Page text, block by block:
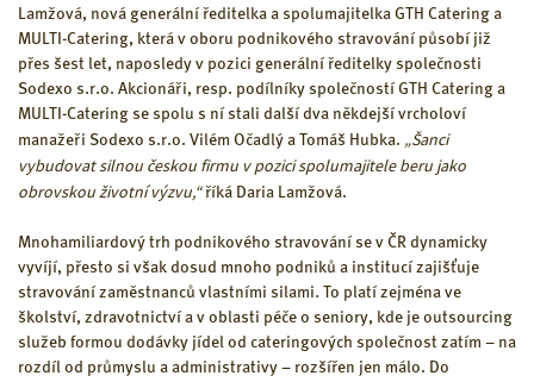
Lamžová, nová generální ředitelka a spolumajitelka GTH Catering a
MULTI-Catering, která v oboru podnikového stravování působí již
přes šest let, naposledy v pozici generální ředitelky společnosti
Sodexo s.r.o. Akcionáři, resp. podílníky společností GTH Catering a
MULTI-Catering se spolu s ní stali další dva někdejší vrcholoví
manažeři Sodexo s.r.o. Vilém Očadlý a Tomáš Hubka. „Šanci
vybudovat silnou českou firmu v pozici spolumajitele beru jako
obrovskou životní výzvu,“říká Daria Lamžová.
Mnohamiliardový trh podnikového stravování se v ČR dynamicky
vyvíjí, přesto si však dosud mnoho podniků a institucí zajišťuje
stravování zaměstnanců vlastními silami. To platí zejména ve
školství, zdravotnictví a v oblasti péče o seniory, kde je outsourcing
služeb formou dodávky jídel od cateringových společnost zatím – na
rozdíl od průmyslu a administrativy – rozšířen jen málo. Do